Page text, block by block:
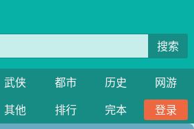
搜索
武侠 都市 历史
网游
其他 排行 完本 登录